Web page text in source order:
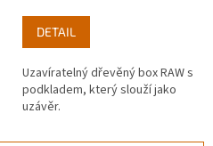
DETAIL
Uzavíratelný dřevěný box RAW s
podkladem, který slouží jako
uzávěr.